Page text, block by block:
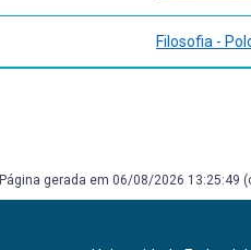
Filosofia -
Página gerada em 06/08/2026 13:25:49